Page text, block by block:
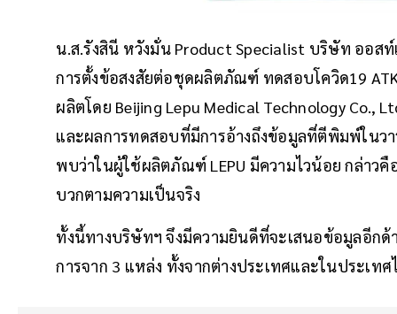
น.ส.รังสินี หวังมั่น Product Specialist บริษัท ออส
การตั้งข้อสงสัยต่อชุดผลิตภัณฑ์ ทดสอบโควิด19
ผลิตโดย Beijing Lepu Medical Technology
และผลการทดสอบที่มีการอ้างถึงข้อมูลที่ตีพิมพ์ในว
พบว่าในผู้ใช้ผลิตภัณฑ์ LEPU มีความไวน้อย กล่าว
บวกตามความเป็นจริง
ทั้งนี้ทางบริษัทฯ จึงมีความยินดีที่จะเสนอข้อมูลอีก
การจาก 3 แหล่ง ทั้งจากต่างประเทศและในประเท